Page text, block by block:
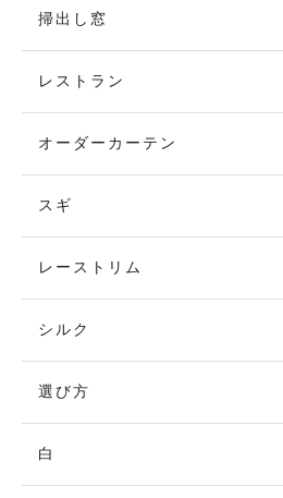
掃出し窓
レストラン
オーダーカーテン
スギ
レーストリム
シルク
選び方
白